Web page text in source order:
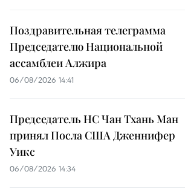
Поздравительная телеграмма
Председателю Национальной
ассамблеи Алжира
06/08/2026 14:41
Председатель НС Чан Тхань Ман
принял Посла США Дженнифер
Уикс
06/08/2026 14:34